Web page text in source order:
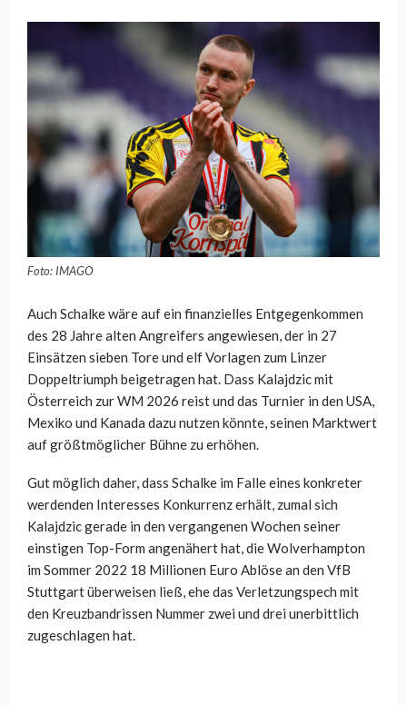
Foto: IMAGO
Auch Schalke wäre auf ein finanzielles Entgegenkommen
des 28 Jahre alten Angreifers angewiesen, der in 27
Einsätzen sieben Tore und elf Vorlagen zum Linzer
Doppeltriumph beigetragen hat. Dass Kalajdzic mit
Österreich zur WM 2026 reist und das Turnier in den USA,
Mexiko und Kanada dazu nutzen könnte, seinen Marktwert
auf größtmöglicher Bühne zu erhöhen.
Gut möglich daher, dass Schalke im Falle eines konkreter
werdenden Interesses Konkurrenz erhält, zumal sich
Kalajdzic gerade in den vergangenen Wochen seiner
einstigen Top-Form angenähert hat, die Wolverhampton
im Sommer 2022 18 Millionen Euro Ablöse an den VfB
Stuttgart überweisen ließ, ehe das Verletzungspech mit
den Kreuzbandrissen Nummer zwei und drei unerbittlich
zugeschlagen hat.